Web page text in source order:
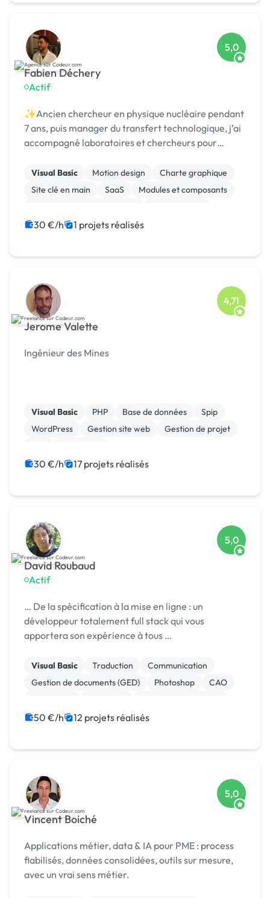
Fabien Déchery
Actif
5,0
✨Ancien chercheur en physique nucléaire pendant
7 ans, puis manager du transfert technologique, j’ai
accompagné laboratoires et chercheurs pour
puis st
Visual Basic Motion design
Charte graphique
Site clé en main
SaaS
Modules et composants
Integration HTML
Installation de Script
30 €/h 1 projets réalisés
Jerome Valette
4,71
Ingénieur des Mines
Visual Basic PHP Base de données
Spip
WordPress
Gestion site web
Gestion de projet
30 €/h 17 projets réalisés
David Roubaud
Actif
5,0
… De la spécification à la mise en ligne : un
développeur totalement full stack qui vous
apportera son expérience à tous …
Visual Basic Traduction
Communication
Gestion de documents (GED)
Photoshop
CAO
Création de site internet
50 €/h 12 projets réalisés
Vincent Boiché
5,0
Applications métier, data & IA pour PME : process
fiabilisés, données consolidées, outils sur mesure,
avec un vrai sens métier.